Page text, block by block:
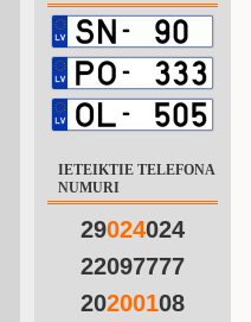
IETEIKTIE TELEFONA
NUMURI
29024024
22097777
20200108